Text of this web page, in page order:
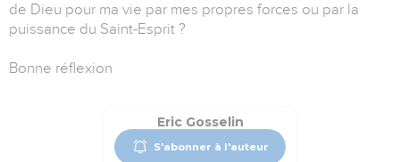
de Dieu pour ma vie par mes propres forces ou par la
puissance du Saint-Esprit ?
Bonne réflexion
Eric Gosselin
S'abonner à l'auteur